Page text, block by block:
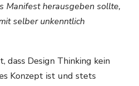
Manifest herausgeben sollte,
selber unkenntlich
dass Design Thinking kein
Konzept ist und stets